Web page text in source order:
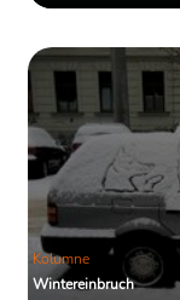
Kolumne
Wintereinbruch